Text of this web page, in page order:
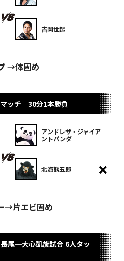
吉岡世起
→体固め
ッチ 30分1本勝負
アンドレザ・ジャイア
ントパンダ
北海熊五郎
→片エビ固め
一大心凱旋試合 6人タッ